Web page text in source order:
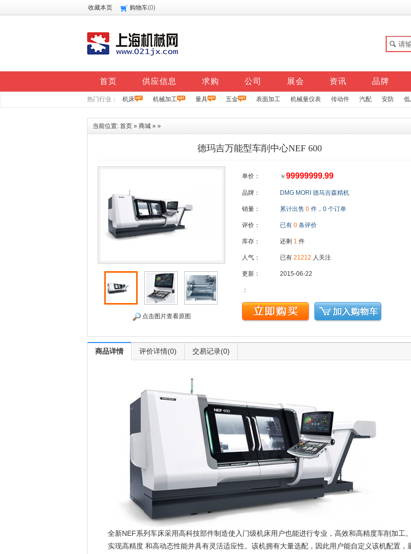
收藏本页 购物车(0)
首页 供应信息 求购 公司 展会 资讯 品牌
热门行业： 机床 机械加工 量具 五金 表面加工 机械量仪表 传动件 汽配 安防
当前位置: 首页 » 商城 » »
德玛吉万能型车削中心NEF 600
点击图片查看原图
单价： ￥ 99999999.99
品牌： DMG MORI 德马吉森精机
销量： 累计出售 0 件，0 个订单
评价： 已有 0 条评价
库存： 还剩 1 件
人气： 已有 21212 人关注
更新： 2015-06-22
：
商品详情 评价详情(0) 交易记录(0)
全新NEF系列车床采用高科技部件制造使入门级机床用户也能进行专业，高效和高精度车削加工
实现高精度 和高动态性能并具有灵活适应性。该机拥有大量选配，因此用户能自定义该机配置